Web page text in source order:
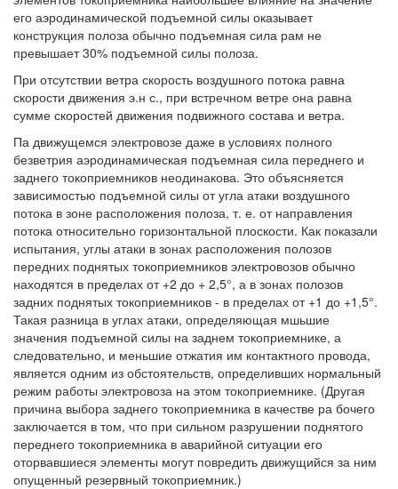
его аэродинамической подъемной силы оказывает
конструкция полоза обычно подъемная сила рам не
превышает 30% подъемной силы полоза.
При отсутствии ветра скорость воздушного потока равна
скорости движения э.н с., при встречном ветре она равна
сумме скоростей движения подвижного состава и ветра.
Па движущемся электровозе даже в условиях полного
безветрия аэродинамическая подъемная сила переднего и
заднего токоприемников неодинакова. Это объясняется
зависимостью подъемной силы от угла атаки воздушного
потока в зоне расположения полоза, т. е. от направления
потока относительно горизонтальной плоскости. Как показали
испытания, углы атаки в зонах расположения полозов
передних поднятых токоприемников электровозов обычно
находятся в пределах от +2 до + 2,5°, а в зонах полозов
задних поднятых токоприемников - в пределах от +1 до +1,5°.
Такая разница в углах атаки, определяющая мшьшие
значения подъемной силы на заднем токоприемнике, а
следовательно, и меньшие отжатия им контактного провода,
является одним из обстоятельств, определивших нормальный
режим работы электровоза на этом токоприемнике. (Другая
причина выбора заднего токоприемника в качестве ра бочего
заключается в том, что при сильном разрушении поднятого
переднего токоприемника в аварийной ситуации его
оторвавшиеся элементы могут повредить движущийся за ним
опущенный резервный токоприемник.)